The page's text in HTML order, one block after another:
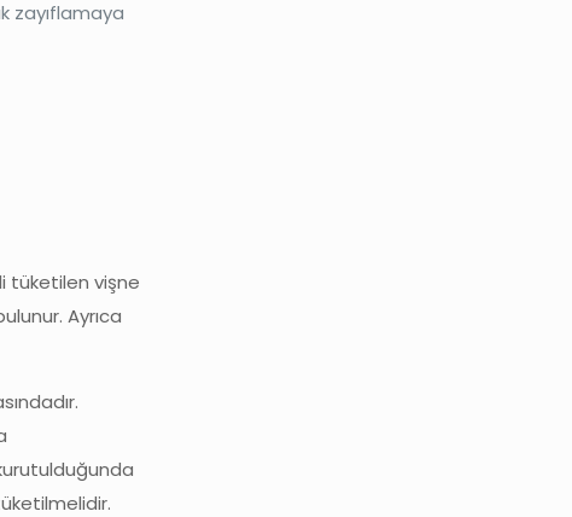
zayıflamaya
tüketilen vişne
Ayrıca